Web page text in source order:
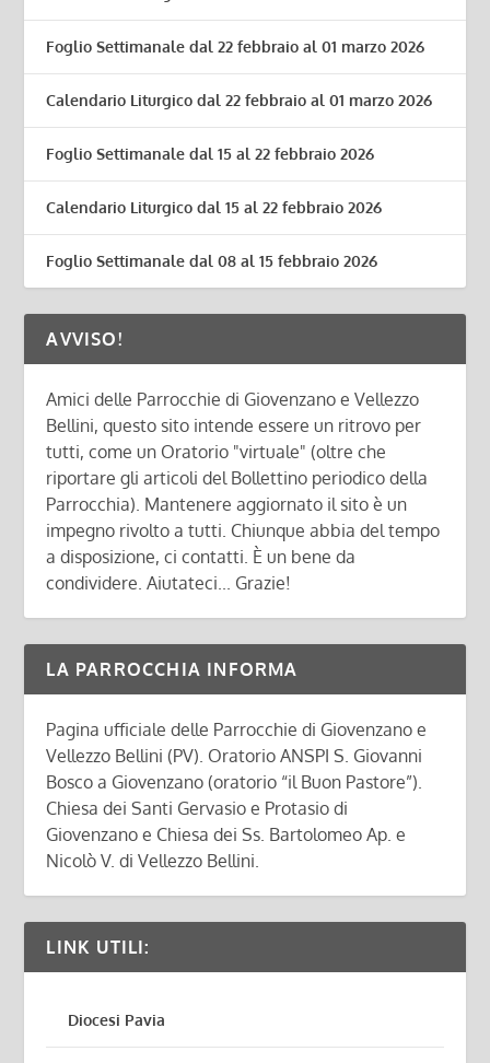
Foglio Settimanale dal 22 febbraio al 01 marzo 2026
Calendario Liturgico dal 22 febbraio al 01 marzo 2026
Foglio Settimanale dal 15 al 22 febbraio 2026
Calendario Liturgico dal 15 al 22 febbraio 2026
Foglio Settimanale dal 08 al 15 febbraio 2026
AVVISO!
Amici delle Parrocchie di Giovenzano e Vellezzo
Bellini, questo sito intende essere un ritrovo per
tutti, come un Oratorio "virtuale" (oltre che
riportare gli articoli del Bollettino periodico della
Parrocchia). Mantenere aggiornato il sito è un
impegno rivolto a tutti. Chiunque abbia del tempo
a disposizione, ci contatti. È un bene da
condividere. Aiutateci... Grazie!
LA PARROCCHIA INFORMA
Pagina ufficiale delle Parrocchie di Giovenzano e
Vellezzo Bellini (PV). Oratorio ANSPI S. Giovanni
Bosco a Giovenzano (oratorio “il Buon Pastore”).
Chiesa dei Santi Gervasio e Protasio di
Giovenzano e Chiesa dei Ss. Bartolomeo Ap. e
Nicolò V. di Vellezzo Bellini.
LINK UTILI:
Diocesi Pavia